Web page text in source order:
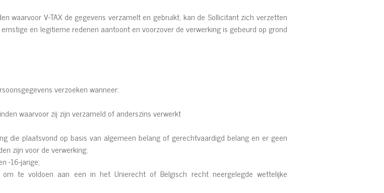
waarvoor V-TAX de gegevens verzamelt en gebruikt, kan de Sollicitant zich verzetten
en legitieme redenen aantoont en voorzover de verwerking is gebeurd op grond
verzoeken wanneer:
waarvoor zij zijn verzameld of anderszins verwerkt
die plaatsvond op basis van algemeen belang of gerechtvaardigd belang en er geen
zijn voor de verwerking;
-16-jarige;
om te voldoen aan een in het Unierecht of Belgisch recht neergelegde wettelijke